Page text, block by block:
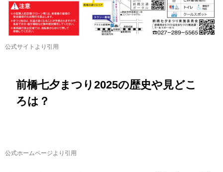
公式サイトより引用
前橋七夕まつり2025の歴史や見どこ
ろは？
公式ホームページより引用